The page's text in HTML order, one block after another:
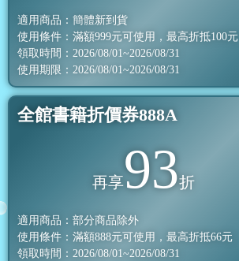
適用商品：簡體新到貨
使用條件：滿額999元可使用，最高折抵100元
領取時間：2026/08/01~2026/08/31
使用期限：2026/08/01~2026/08/31
全館書籍折價券888A
再享93折
適用商品：部分商品除外
使用條件：滿額888元可使用，最高折抵66元
領取時間：2026/08/01~2026/08/31